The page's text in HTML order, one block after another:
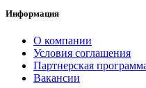
Информация
О компании
Условия соглашения
Партнерская
Вакансии